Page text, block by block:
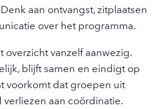
aan ontvangst, zitplaatsen
over het programma.
overzicht vanzelf aanwezig.
blijft samen en eindigt op
voorkomt dat groepen uit
verliezen aan coördinatie.